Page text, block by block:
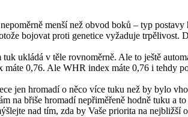
menší než obvod boků – typ
bojovat proti genetice vyžaduje trpělivost.
ukládá v těle rovnoměrně. Ale to ještě
0,76. Ale WHR index máte 0,76 i tehdy
jen hromadí o něco více tuku než by bylo
na břiše hromadí nepřiměřeně hodně tuku a
nad tím, zda by Vaše priorita na nejbližší